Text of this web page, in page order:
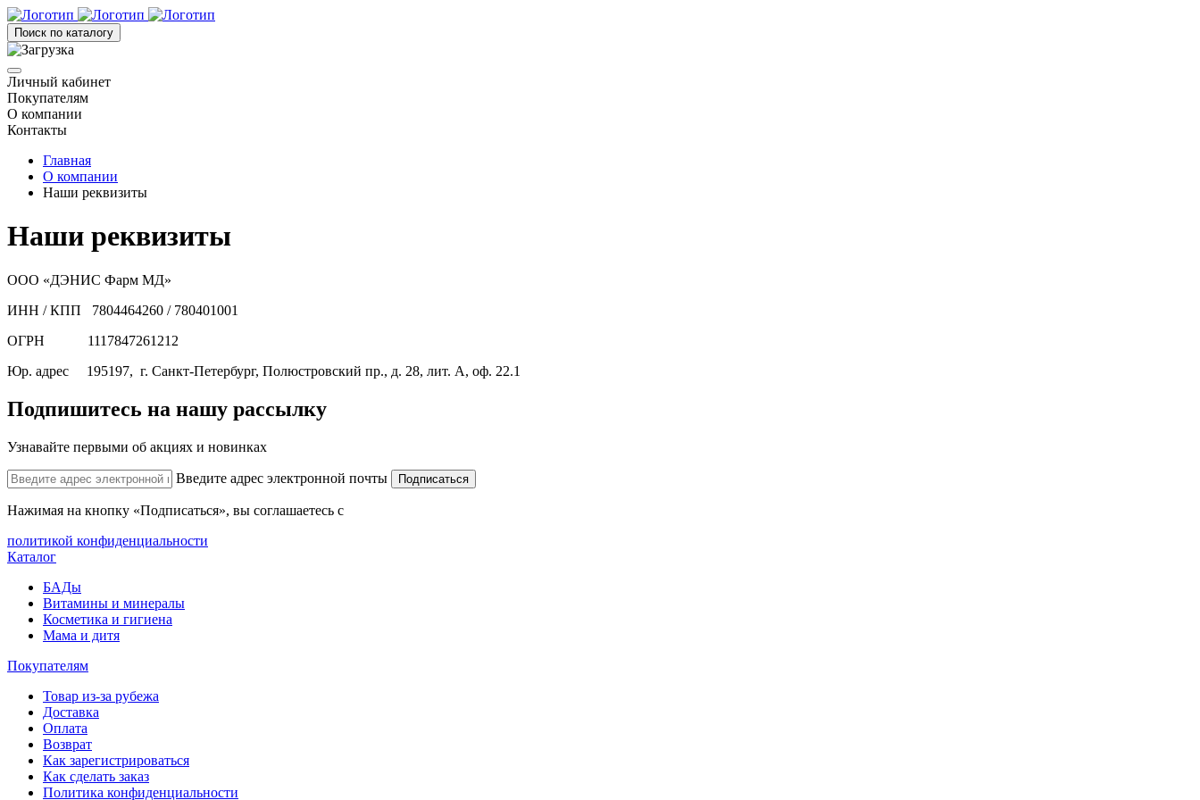
Поиск по каталогу
Личный кабинет
Покупателям
О компании
Контакты
Главная
О компании
Наши реквизиты
Наши реквизиты
ООО «ДЭНИС Фарм МД»
ИНН / КПП 7804464260 / 780401001
ОГРН 1117847261212
Юр. адрес 195197, г. Санкт-Петербург, Полюстровский пр., д. 28, лит. А, оф. 22.1
Подпишитесь на нашу рассылку
Узнавайте первыми об акциях и новинках
Введите адрес электронной почты Подписаться
Нажимая на кнопку «Подписаться», вы соглашаетесь с
политикой конфиденциальности
Каталог
БАДы
Витамины и минералы
Косметика и гигиена
Мама и дитя
Покупателям
Товар из-за рубежа
Доставка
Оплата
Возврат
Как зарегистрироваться
Как сделать заказ
Политика конфиденциальности